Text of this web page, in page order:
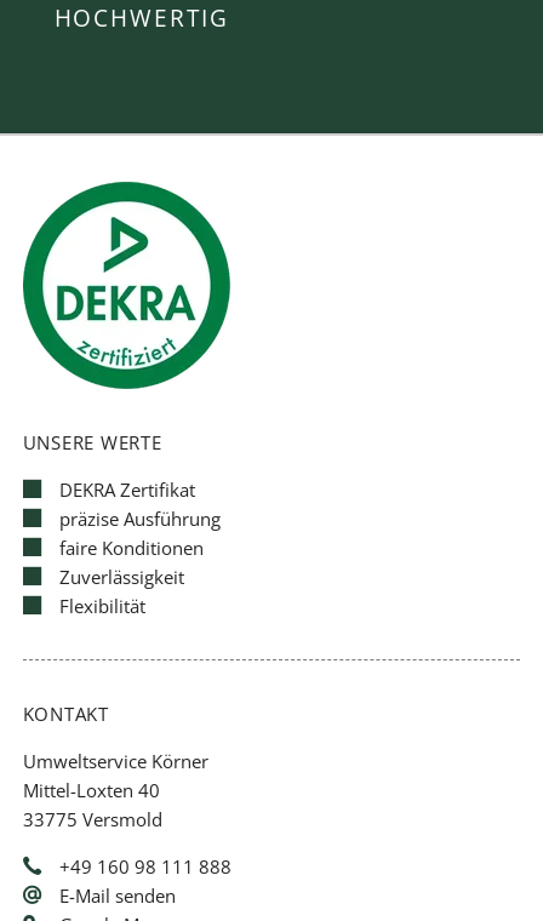
HOCHWERTIG
UNSERE WERTE
DEKRA Zertifikat
präzise Ausführung
faire Konditionen
Zuverlässigkeit
Flexibilität
KONTAKT
Umweltservice Körner
Mittel-Loxten 40
33775 Versmold
+49 160 98 111 888
E-Mail senden